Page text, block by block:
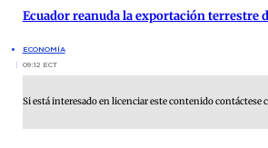
Ecuador reanuda la exportación terrestre
ECONOMÍA
09:12 ECT
Si está interesado en licenciar este contenido contáctese